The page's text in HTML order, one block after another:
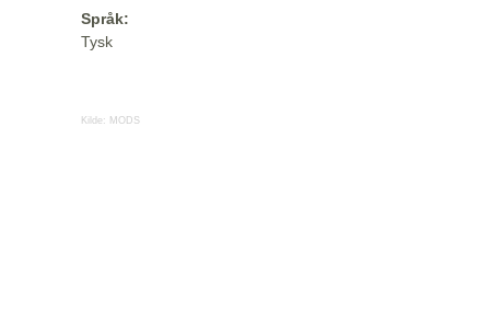
Språk:
Tysk
Kilde: MODS